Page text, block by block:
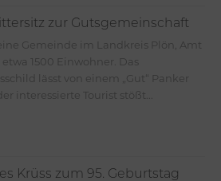
zur Gutsgemeinschaft
Gemeinde im Landkreis Plön, Amt
1500 Einwohner. Das
lässt von einem „Gut“ Panker
interessierte Tourist stößt...
Krüss zum 95. Geburtstag